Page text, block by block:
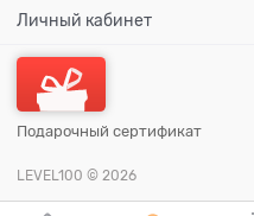
Личный кабинет
Подарочный сертификат
LEVEL100 © 2026